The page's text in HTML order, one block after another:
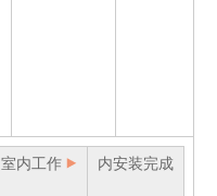
室内工作 内安装完成